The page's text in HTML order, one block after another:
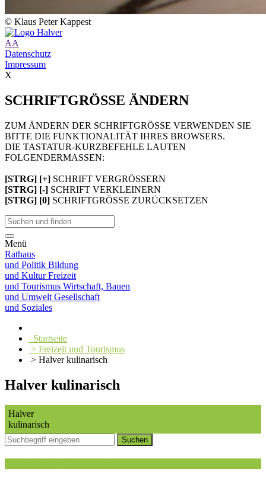
© Klaus Peter Kappest
AA
Datenschutz
Impressum
X
SCHRIFTGRÖSSE ÄNDERN
ZUM ÄNDERN DER SCHRIFTGRÖSSE VERWENDEN SIE
BITTE DIE FUNKTIONALITÄT IHRES BROWSERS.
DIE TASTATUR-KURZBEFEHLE LAUTEN
FOLGENDERMASSEN:
[STRG] [+] SCHRIFT VERGRÖSSERN
[STRG] [-] SCHRIFT VERKLEINERN
[STRG] [0] SCHRIFTGRÖSSE ZURÜCKSETZEN
Menü
Rathaus
und Politik Bildung
und KulturFreizeit
und Tourismus Wirtschaft, Bauen
und Umwelt Gesellschaft
und Soziales
Startseite
> Freizeit und Tourismus
> Halver kulinarisch
Halver kulinarisch
Halver
kulinarisch